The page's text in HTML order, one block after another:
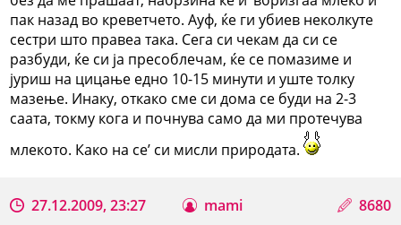
пак назад во креветчето. Ауф, ќе ги убиев неколкуте
сестри што правеа така. Сега си чекам да си се
разбуди, ќе си ја пресоблечам, ќе се помазиме и
јуриш на цицање едно 10-15 минути и уште толку
мазење. Инаку, откако сме си дома се буди на 2-3
саата, токму кога и почнува само да ми протечува
млекото. Како на се’ си мисли природата.
27.12.2009, 23:27 mami 8680